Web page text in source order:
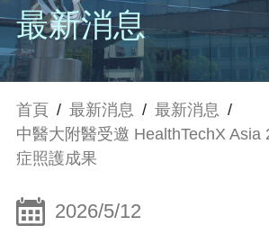
最新消息
首頁 / 最新消息 / 最新消息 /
中醫大附醫受邀 HealthTechX Asia
症照護成果
2026/5/12